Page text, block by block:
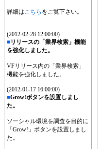
詳細はこちら をご覧下さい。
(2012-02-28 12:00:00)
■リリースの「業界検索」機能
を強化しました。
VFリリース内の「業界検索」
機能を強化しました。
(2012-01-17 16:00:00)
■Grow!ボタンを設置しまし
た。
ソーシャル環境を調査を目的に
「Grow!」ボタンを設置しまし
た。